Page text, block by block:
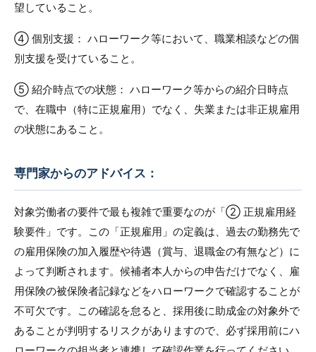
望していること。
④ 個別支援： ハローワーク等において、職業相談などの個
別支援を受けていること。
⑤ 紹介時点での状態： ハローワーク等からの紹介日時点
で、在職中（特に正規雇用）でなく、失業または非正規雇用
の状態にあること。
専門家からのアドバイス：
対象労働者の要件で最も複雑で重要なのが「② 正規雇用経
験要件」です。この「正規雇用」の定義は、過去の勤務先で
の雇用保険の加入履歴や待遇（賞与、退職金の有無など）に
よって判断されます。候補者本人からの申告だけでなく、雇
用保険の被保険者記録などをハローワークで確認することが
不可欠です。この確認を怠ると、採用後に助成金の対象外で
あることが判明するリスクがありますので、必ず採用前にハ